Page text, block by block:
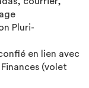
Pluri-
en lien avec
(volet